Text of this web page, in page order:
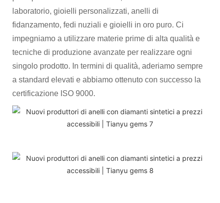
laboratorio, gioielli personalizzati, anelli di
fidanzamento, fedi nuziali e gioielli in oro puro. Ci
impegniamo a utilizzare materie prime di alta qualità e
tecniche di produzione avanzate per realizzare ogni
singolo prodotto. In termini di qualità, aderiamo sempre
a standard elevati e abbiamo ottenuto con successo la
certificazione ISO 9000.